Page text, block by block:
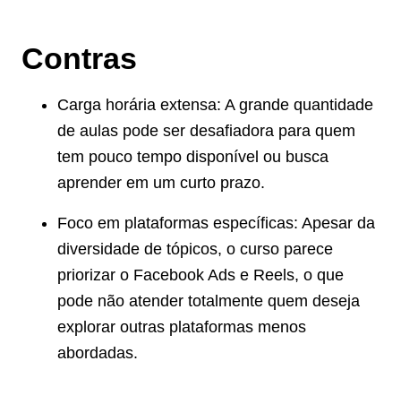
Contras
Carga horária extensa: A grande quantidade
de aulas pode ser desafiadora para quem
tem pouco tempo disponível ou busca
aprender em um curto prazo.
Foco em plataformas específicas: Apesar da
diversidade de tópicos, o curso parece
priorizar o Facebook Ads e Reels, o que
pode não atender totalmente quem deseja
explorar outras plataformas menos
abordadas.